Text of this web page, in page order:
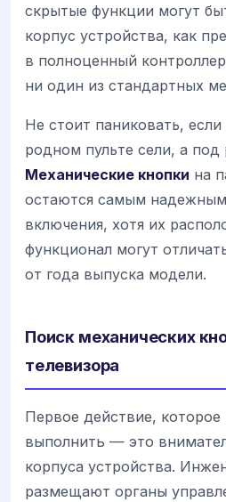
скрытые функции могут
корпус устройства, как
в полноценный
ни один из стандартных
Не стоит паниковать, если
родном пульте сели, а под
Механические кнопки на
остаются самым
включения, хотя их
функционал могут
от года выпуска модели.
Поиск механических
телевизора
Первое действие,
выполнить — это
корпуса устройства.
размещают органы